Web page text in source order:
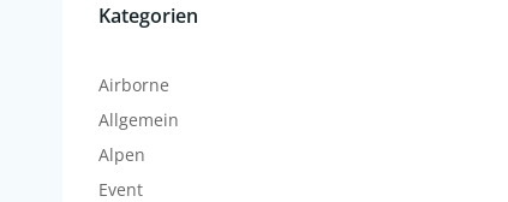
Kategorien
Airborne
Allgemein
Alpen
Event